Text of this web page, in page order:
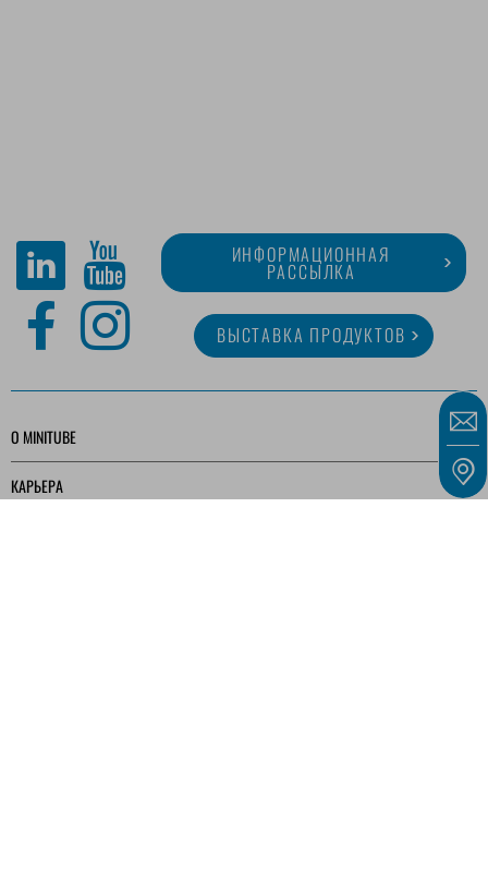
ИНФОРМАЦИОННАЯ
РАССЫЛКА
ВЫСТАВКА ПРОДУКТОВ
O MINITUBE
КАРЬЕРА